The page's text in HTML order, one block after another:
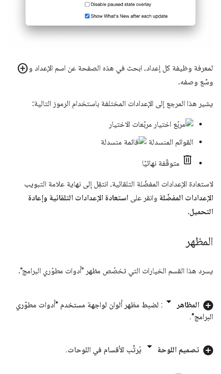
لمعرفة وظيفة كل إعداد، ابحث في هذه الصفحة عن اسم الإعداد و add_circle
وسِّع وصفه.
يشير هذا المرجع إلى الإعدادات المختلفة باستخدام الرموز التالية:
مربّعات الاختيار
القوائم المنسدلة
متوقّفة نهائيًا
لاستعادة الإعدادات المفضّلة التلقائية، انتقِل إلى نهاية علامة التبويب
الإعدادات المفضّلة وانقر على استعادة الإعدادات التلقائية وإعادة
التحميل.
المظهر
يسرد هذا القسم الخيارات التي تخصّص مظهر "أدوات مطوّري البرامج".
المظاهر
: لضبط مظهر ألوان لواجهة مستخدم "أدوات مطوّري
البرامج".
تصميم اللوحة يُرتِّب الأقسام في اللوحات.